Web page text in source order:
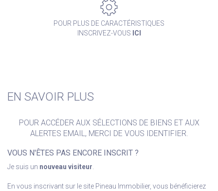
POUR PLUS DE CARACTÉRISTIQUES
INSCRIVEZ-VOUS ICI
EN SAVOIR PLUS
POUR ACCÉDER AUX SÉLECTIONS DE BIENS ET AUX
ALERTES EMAIL, MERCI DE VOUS IDENTIFIER.
VOUS N'ÊTES PAS ENCORE INSCRIT ?
Je suis un nouveau visiteur.
En vous inscrivant sur le site Pineau Immobilier, vous bénéficierez